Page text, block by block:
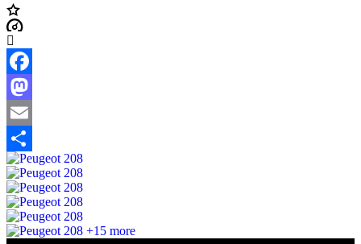
Facebook
Mastodon
Email
Share
+15 more